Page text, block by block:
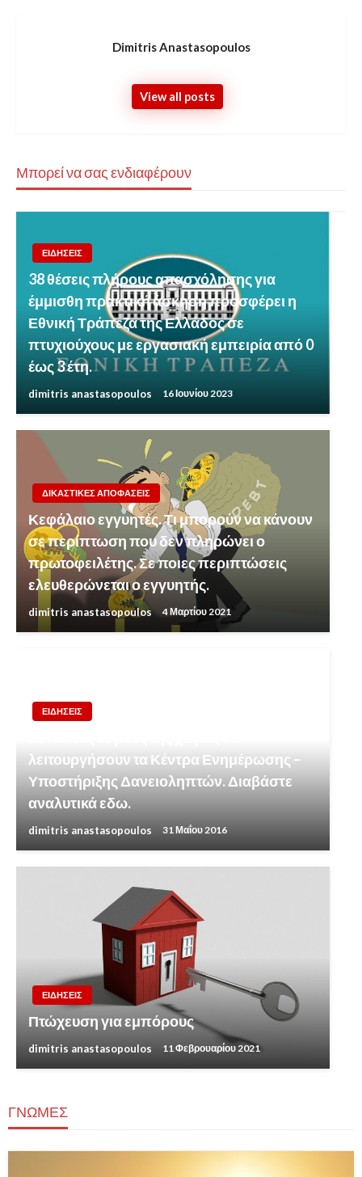
ΓΝΩΜΕΣ
Dimitris Anastasopoulos
View all posts
Μπορεί να σας ενδιαφέρουν
ΕΙΔΗΣΕΙΣ
38 θέσεις πλήρους απασχόλησης για
έμμισθη πρακτική άσκηση προσφέρει η
Εθνική Τράπεζα της Ελλάδος σε
πτυχιούχους με εργασιακή εμπειρία από 0
έως 3 έτη.
dimitris anastasopoulos 16 Ιουνίου 2023
ΔΙΚΑΣΤΙΚΕΣ ΑΠΟΦΑΣΕΙΣ
Κεφάλαιο εγγυητές. Τι μπορούν να κάνουν
σε περίπτωση που δεν πληρώνει ο
πρωτοφειλέτης. Σε ποιες περιπτώσεις
ελευθερώνεται ο εγγυητής.
dimitris anastasopoulos 4 Μαρτίου 2021
ΕΙΔΗΣΕΙΣ
λειτουργήσουν τα Κέντρα Ενημέρωσης –
Υποστήριξης Δανειοληπτών. Διαβάστε
αναλυτικά εδω.
dimitris anastasopoulos 31 Μαΐου 2016
ΕΙΔΗΣΕΙΣ
Πτώχευση για εμπόρους
dimitris anastasopoulos 11 Φεβρουαρίου 2021